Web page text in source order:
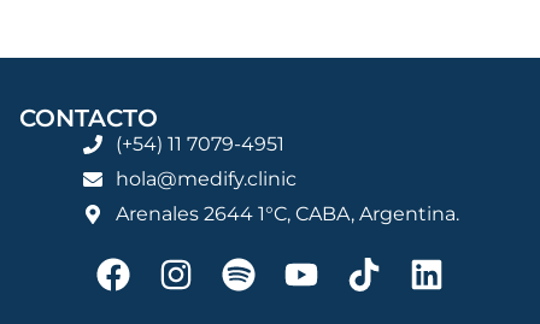
CONTACTO
(+54) 11 7079-4951
hola@medify.clinic
Arenales 2644 1°C, CABA, Argentina.